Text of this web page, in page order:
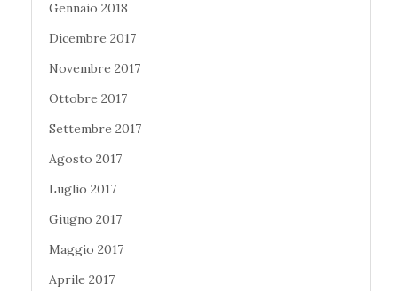
Gennaio 2018
Dicembre 2017
Novembre 2017
Ottobre 2017
Settembre 2017
Agosto 2017
Luglio 2017
Giugno 2017
Maggio 2017
Aprile 2017